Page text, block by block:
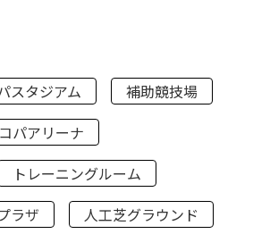
スタジアム
補助競技場
パアリーナ
トレーニングルーム
ラザ
人工芝グラウンド